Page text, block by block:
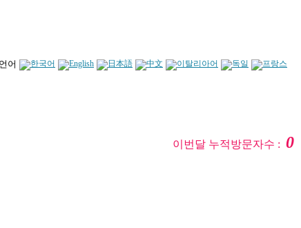
언어
이번달 누적방문자수 :0